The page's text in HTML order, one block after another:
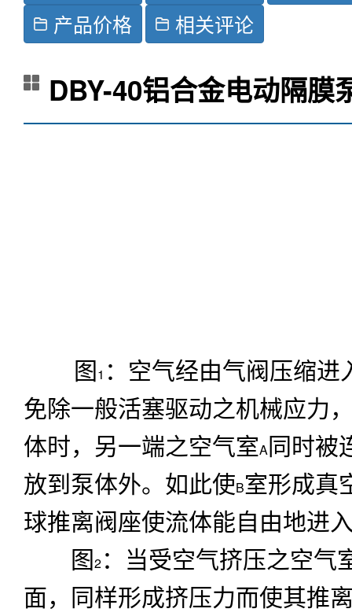
产品价格
相关评论
DBY-40铝合金电动隔膜
图1 ：空气经由气阀压缩进
免除一般活塞驱动之机械应力
体时，另一端之空气室A同时被
放到泵体外。如此使B室形成真
球推离阀座使流体能自由地进
图2 ：当受空气挤压之空气
面，同样形成挤压力而使其推